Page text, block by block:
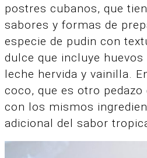
postres cubanos, que
sabores y formas de
especie de pudin con
dulce que incluye huevos
leche hervida y vainilla.
coco, que es otro
con los mismos
adicional del sabor